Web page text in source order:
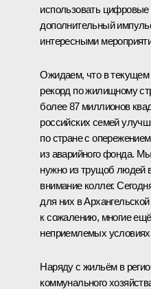
использовать
дополнительный
интересными
Ожидаем, что в текущем
рекорд по жилищному
более 87 миллионов
российских семей
по стране с
из аварийного фонда.
нужно из трущоб людей
внимание коллег.
для них в
к сожалению, многие
неприемлемых
Наряду с жильём в
коммунального